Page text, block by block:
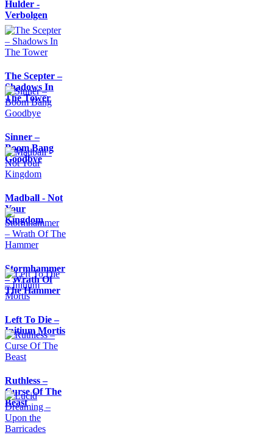
Hulder -
Verbolgen
The Scepter –
Shadows In
The Tower
Sinner –
Boom Bang
Goodbye
Madball - Not
Your
Kingdom
Stormhammer
– Wrath Of
The Hammer
Left To Die –
Initium Mortis
Ruthless –
Curse Of The
Beast